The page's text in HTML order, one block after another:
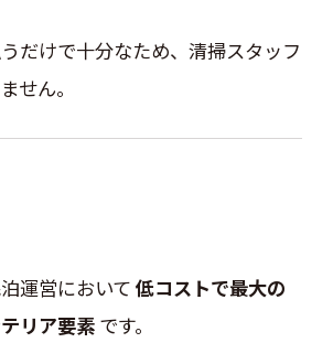
だけで十分なため、清掃スタッフ
せん。
運営において低コストで最大の
リア要素です。